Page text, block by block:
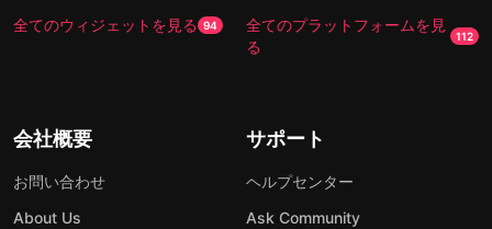
全てのウィジェットを見る 94
全てのプラットフォームを見
る
112
会社概要
お問い合わせ
About Us
サポート
ヘルプセンター
Ask Community